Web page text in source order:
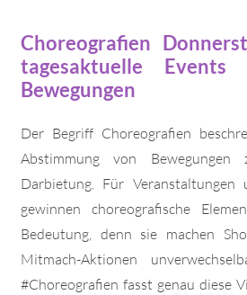
Choreografien
tagesaktuelle
Bewegungen
Der Begriff Choreografien
Abstimmung von
Darbietung. Für
gewinnen choreografische
Bedeutung, denn sie machen
Mitmach-Aktionen
#Choreografien fasst genau diese